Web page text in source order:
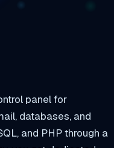
panel for
databases, and
and PHP through a